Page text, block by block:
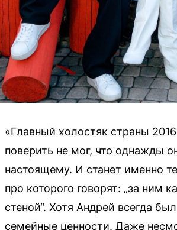
«Главный холостяк страны
поверить не мог, что однажды
настоящему. И станет именно
про которого говорят: „за ним
стеной“. Хотя Андрей всегда
семейные ценности. Даже